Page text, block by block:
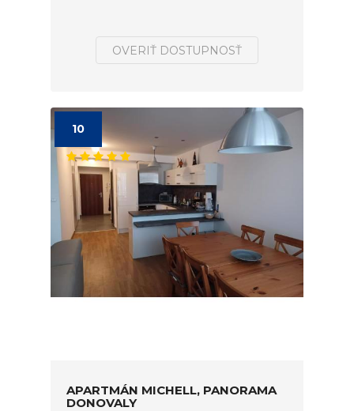
OVERIŤ DOSTUPNOSŤ
10
APARTMÁN MICHELL, PANORAMA
DONOVALY